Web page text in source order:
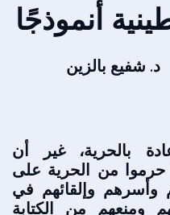
أنموذجًا
شفيع بالزين
بالحرية، غير أن
حرموا من الحرية على
وأسرهم وإلقائهم في
ومنعهم من الكتابة